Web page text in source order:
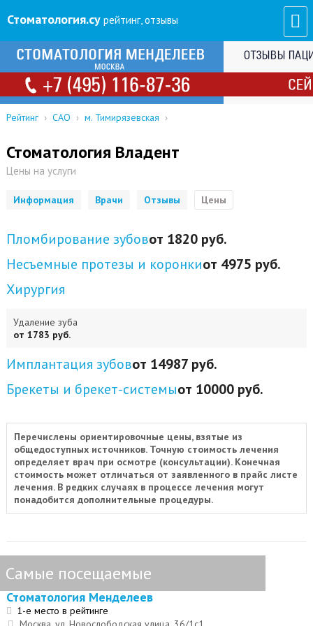
Стоматология.су рейтинг, отзывы
Рейтинг › САО › м. Тимирязевская ›
Стоматология Владент
Цены на услуги
Информация Врачи Отзывы Цены
Пломбирование зубовот 1820 руб.
Несъемные протезы и коронкиот 4975 руб.
Хирургия
Удаление зуба
от 1783 руб.
Имплантация зубовот 14987 руб.
Брекеты и брекет-системыот 10000 руб.
Перечислены ориентировочные цены, взятые из
общедоступных источников. Точную стоимость лечения
определяет врач при осмотре (консультации). Конечная
стоимость может отличаться от заявленного в прайс листе
лечения. В редких случаях в процессе лечения могут
понадобится дополнительные процедуры.
Самые посещаемые
Стоматология Менделеев
1-е место в рейтинге